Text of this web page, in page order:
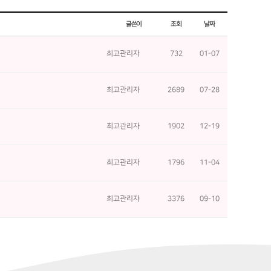
글쓴이 조회 날짜
최고관리자 732 01-07
최고관리자 2689 07-28
최고관리자 1902 12-19
최고관리자 1796 11-04
최고관리자 3376 09-10